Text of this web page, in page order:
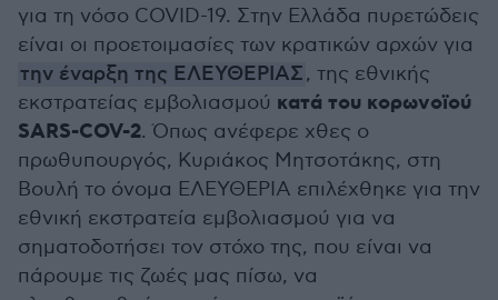
για τη νόσο COVID-19. Στην Ελλάδα πυρετώδεις
είναι οι προετοιμασίες των κρατικών αρχών για
την έναρξη της ΕΛΕΥΘΕΡΙΑΣ, της εθνικής
εκστρατείας εμβολιασμού κατά του κορωνοϊού
SARS-COV-2. Όπως ανέφερε χθες ο
πρωθυπουργός, Κυριάκος Μητσοτάκης, στη
Βουλή το όνομα ΕΛΕΥΘΕΡΙΑ επιλέχθηκε για την
εθνική εκστρατεία εμβολιασμού για να
σηματοδοτήσει τον στόχο της, που είναι να
πάρουμε τις ζωές μας πίσω, να